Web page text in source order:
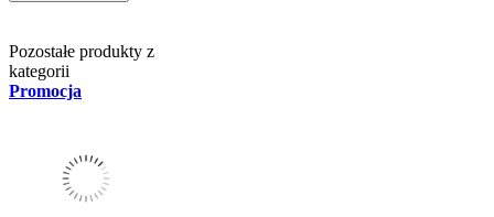
Pozostałe produkty z
kategorii
Promocja